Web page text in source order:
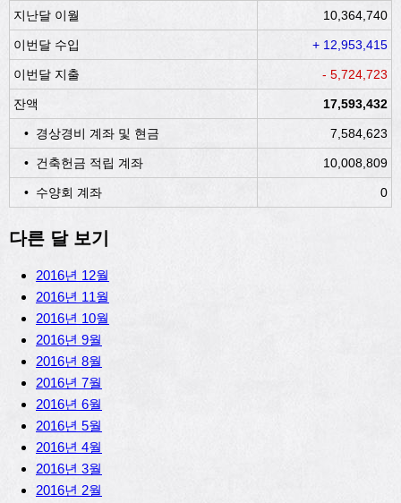
지난달 이월 10,364,740
이번달 수입 + 12,953,415
이번달 지출 - 5,724,723
잔액 17,593,432
• 경상경비 계좌 및 현금 7,584,623
• 건축헌금 적립 계좌 10,008,809
• 수양회 계좌 0
다른 달 보기
2016년 12월
2016년 11월
2016년 10월
2016년 9월
2016년 8월
2016년 7월
2016년 6월
2016년 5월
2016년 4월
2016년 3월
2016년 2월